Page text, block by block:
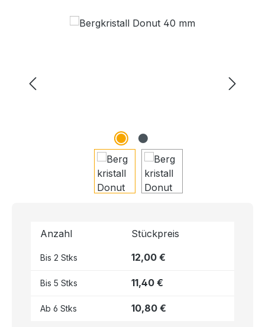
Bildergalerie überspringen
Anzahl Stückpreis
Bis 2 Stks 12,00 €
Bis 5 Stks 11,40 €
Ab 6 Stks 10,80 €